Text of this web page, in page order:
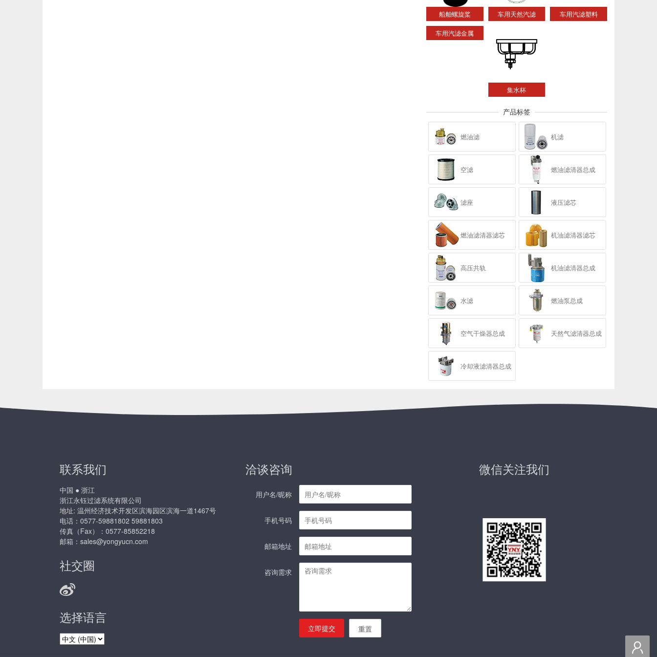
船舶螺旋桨 车用天然汽滤 车用汽滤塑料
车用汽滤金属
集水杯
产品标签
燃油滤 机滤
空滤 燃油滤清器总成
滤座 液压滤芯
燃油滤清器滤芯 机油滤清器滤芯
高压共轨 机油滤清器总成
水滤 燃油泵总成
空气干燥器总成 天然气滤清器总成
冷却液滤清器总成
联系我们
中国 ● 浙江
浙江永钰过滤系统有限公司
地址: 温州经济技术开发区滨海园区滨海一道1467号
电话：0577-59881802 59881803
传真（Fax）：0577-85852218
邮箱： sales@yongyucn.com
社交圈
选择语言
选
洽谈咨询
用户名/昵称
手机号码
邮箱地址
咨询需求
立即提交 重置
微信关注我们
